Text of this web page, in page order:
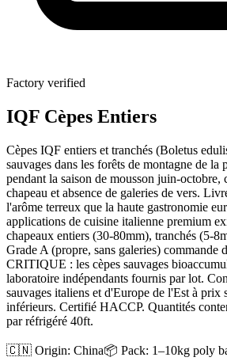
Factory verified
IQF Cèpes Entiers
Cèpes IQF entiers et tranchés (Boletus
sauvages dans les forêts de montagne de la
pendant la saison de mousson juin-octobre,
chapeau et absence de galeries de vers.
l'arôme terreux que la haute gastronomie
applications de cuisine italienne premium
chapeaux entiers (30-80mm), tranchés (5-
Grade A (propre, sans galeries) commande
CRITIQUE : les cèpes sauvages
laboratoire indépendants fournis par lot.
sauvages italiens et d'Europe de l'Est à prix
inférieurs. Certifié HACCP. Quantités
par réfrigéré 40ft.
🇨🇳 Origin: China📦 Pack: 1–10kg poly